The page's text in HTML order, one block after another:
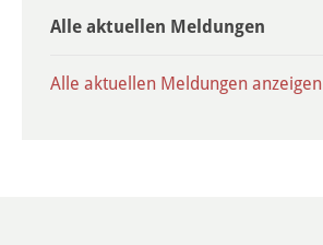
Alle aktuellen Meldungen
Alle aktuellen Meldungen anzeigen
LEBEN & WOHNEN
Familie & Kinder